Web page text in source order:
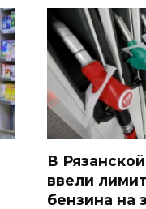
В
ввели
бензина на